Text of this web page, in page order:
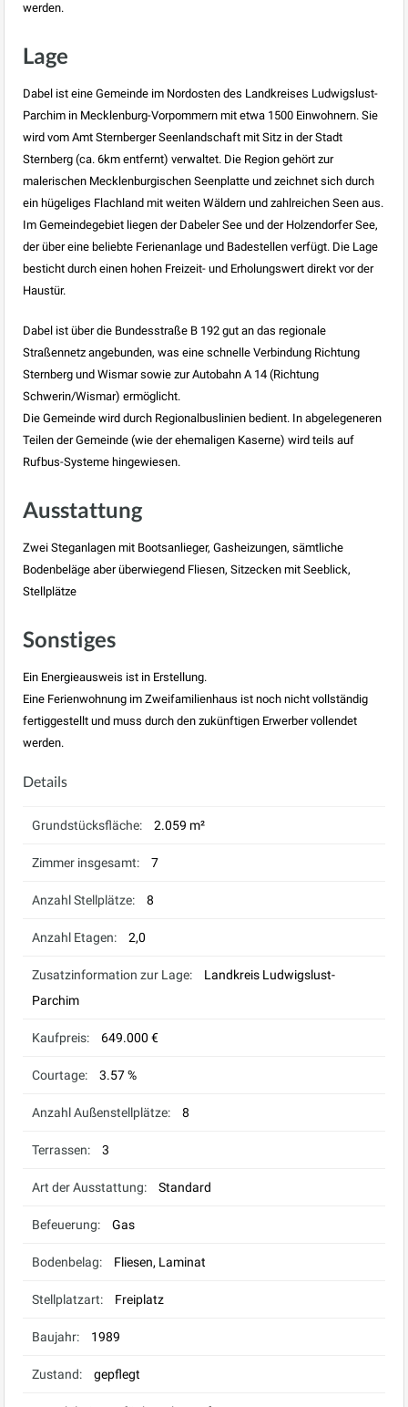
werden.
Lage
Dabel ist eine Gemeinde im Nordosten des Landkreises Ludwigslust-
Parchim in Mecklenburg-Vorpommern mit etwa 1500 Einwohnern. Sie
wird vom Amt Sternberger Seenlandschaft mit Sitz in der Stadt
Sternberg (ca. 6km entfernt) verwaltet. Die Region gehört zur
malerischen Mecklenburgischen Seenplatte und zeichnet sich durch
ein hügeliges Flachland mit weiten Wäldern und zahlreichen Seen aus.
Im Gemeindegebiet liegen der Dabeler See und der Holzendorfer See,
der über eine beliebte Ferienanlage und Badestellen verfügt. Die Lage
besticht durch einen hohen Freizeit- und Erholungswert direkt vor der
Haustür.
Dabel ist über die Bundesstraße B 192 gut an das regionale
Straßennetz angebunden, was eine schnelle Verbindung Richtung
Sternberg und Wismar sowie zur Autobahn A 14 (Richtung
Schwerin/Wismar) ermöglicht.
Die Gemeinde wird durch Regionalbuslinien bedient. In abgelegeneren
Teilen der Gemeinde (wie der ehemaligen Kaserne) wird teils auf
Rufbus-Systeme hingewiesen.
Ausstattung
Zwei Steganlagen mit Bootsanlieger, Gasheizungen, sämtliche
Bodenbeläge aber überwiegend Fliesen, Sitzecken mit Seeblick,
Stellplätze
Sonstiges
Ein Energieausweis ist in Erstellung.
Eine Ferienwohnung im Zweifamilienhaus ist noch nicht vollständig
fertiggestellt und muss durch den zukünftigen Erwerber vollendet
werden.
Details
Grundstücksfläche: 2.059 m²
Zimmer insgesamt: 7
Anzahl Stellplätze: 8
Anzahl Etagen: 2,0
Zusatzinformation zur Lage:
Landkreis Ludwigslust-
Parchim
Kaufpreis: 649.000 €
Courtage: 3.57 %
Anzahl Außenstellplätze: 8
Terrassen: 3
Art der Ausstattung: Standard
Befeuerung: Gas
Bodenbelag: Fliesen, Laminat
Stellplatzart: Freiplatz
Baujahr: 1989
Zustand: gepflegt